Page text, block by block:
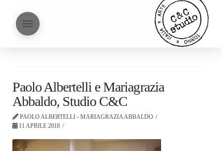
Paolo Albertelli e Mariagrazia
Abbaldo, Studio C&C
PAOLO ALBERTELLI - MARIAGRAZIA ABBALDO
11 APRILE 2018